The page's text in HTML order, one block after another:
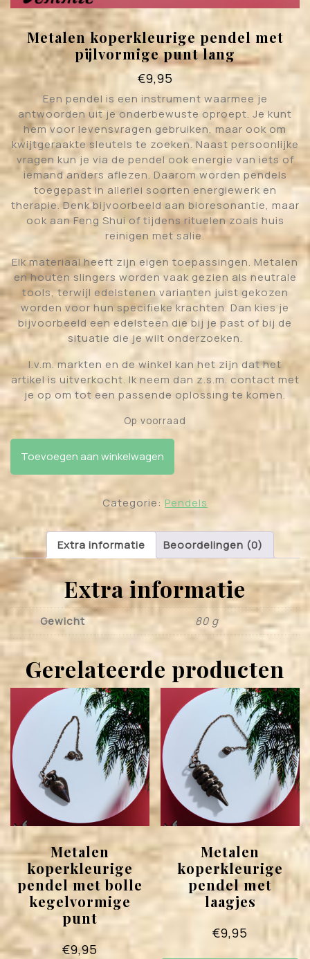
Metalen koperkleurige pendel met
pijlvormige punt lang
€9,95
Een pendel is een instrument waarmee je
antwoorden uit je onderbewuste oproept. Je kunt
hem voor levensvragen gebruiken, maar ook om
kwijtgeraakte sleutels te zoeken. Naast persoonlijke
vragen kun je via de pendel ook energie van iets of
iemand anders aflezen. Daarom worden pendels
toegepast in allerlei soorten energiewerk en
therapie. Denk bijvoorbeeld aan bioresonantie, maar
ook aan Feng Shui of tijdens rituelen zoals huis
reinigen met salie.
Elk materiaal heeft zijn eigen toepassingen. Metalen
en houten slingers worden vaak gezien als neutrale
tools, terwijl edelstenen varianten juist gekozen
worden voor hun specifieke krachten. Dan kies je
bijvoorbeeld een edelsteen die bij je past of bij de
situatie die je wilt onderzoeken.
I.v.m. markten en de winkel kan het zijn dat het
artikel is uitverkocht. Ik neem dan z.s.m. contact met
je op om tot een passende oplossing te komen.
Op voorraad
Metalen koperkleurige pendel met pijlvormige punt
lang aantal
Toevoegen aan winkelwagen
Categorie: Pendels
Extra informatie Beoordelingen (0)
Extra informatie
Gewicht 80 g
Gerelateerde producten
Metalen
koperkleurige
pendel met bolle
kegelvormige
punt
€9,95
Metalen
koperkleurige
pendel met
laagjes
€9,95